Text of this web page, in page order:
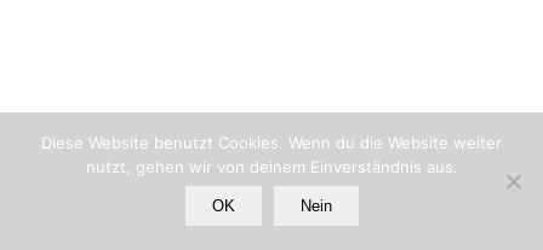
Diese Website benutzt Cookies. Wenn du die Website weiter
nutzt, gehen wir von deinem Einverständnis aus.
OK Nein